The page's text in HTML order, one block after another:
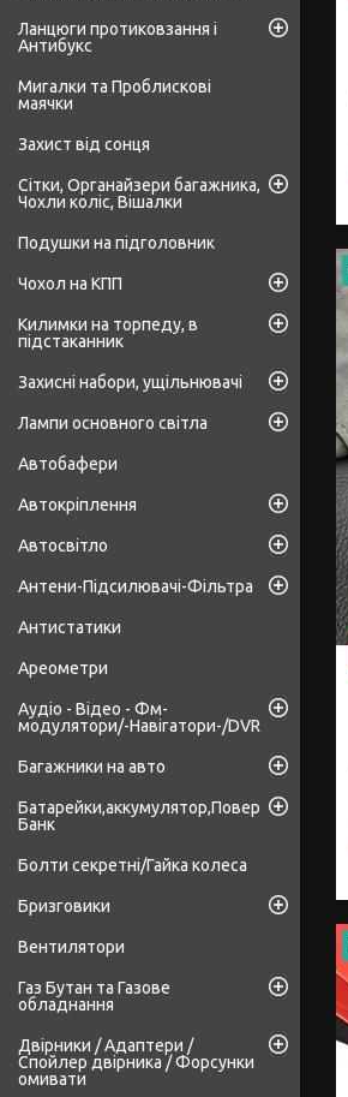
Ланцюги протиковзання і
Антибукс
Мигалки та Проблискові
маячки
Захист від сонця
Сітки, Органайзери багажника,
Чохли коліс, Вішалки
Подушки на підголовник
Чохол на КПП
Килимки на торпеду, в
підстаканник
Захисні набори, ущільнювачі
Лампи основного світла
Автобафери
Автокріплення
Автосвітло
Антени-Підсилювачі-Фільтра
Антистатики
Ареометри
Аудіо - Відео - Фм-
модулятори/-Навігатори-/DVR
Багажники на авто
Батарейки,аккумулятор,Повер
Банк
Болти секретні/Гайка колеса
Бризговики
Вентилятори
Газ Бутан та Газове
обладнання
Двірники / Адаптери /
Спойлер двірника / Форсунки
омивати